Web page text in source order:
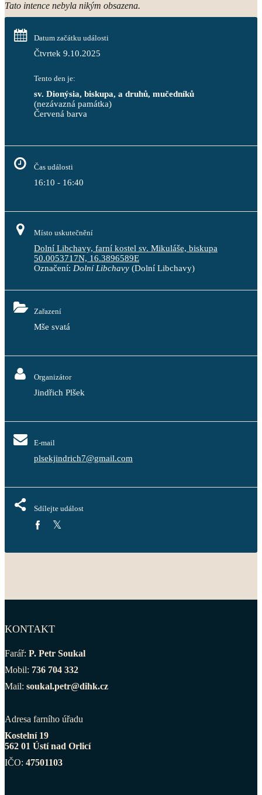
Tato intence nebyla nikým obsazena.
Datum začátku události
Čtvrtek 9.10.2025
Tento den je:
sv. Dionýsia, biskupa, a druhů, mučedníků
(nezávazná památka)
Červená barva
Čas události
16:10 - 16:40
Místo uskutečnění
Dolní Libchavy, farní kostel sv. Mikuláše, biskupa
50.0053717N, 16.3896589E
Označení: Dolní Libchavy (Dolní Libchavy)
Zařazení
Mše svatá
Organizátor
Jindřich Plšek
E-mail
plsekjindrich7@gmail.com
Sdílejte událost
KONTAKT
Farář: P. Petr Soukal
Mobil: 736 704 332
Mail: soukal.petr@dihk.cz
Adresa farního úřadu
Kostelní 19
562 01 Ústí nad Orlicí
IČO: 47501103